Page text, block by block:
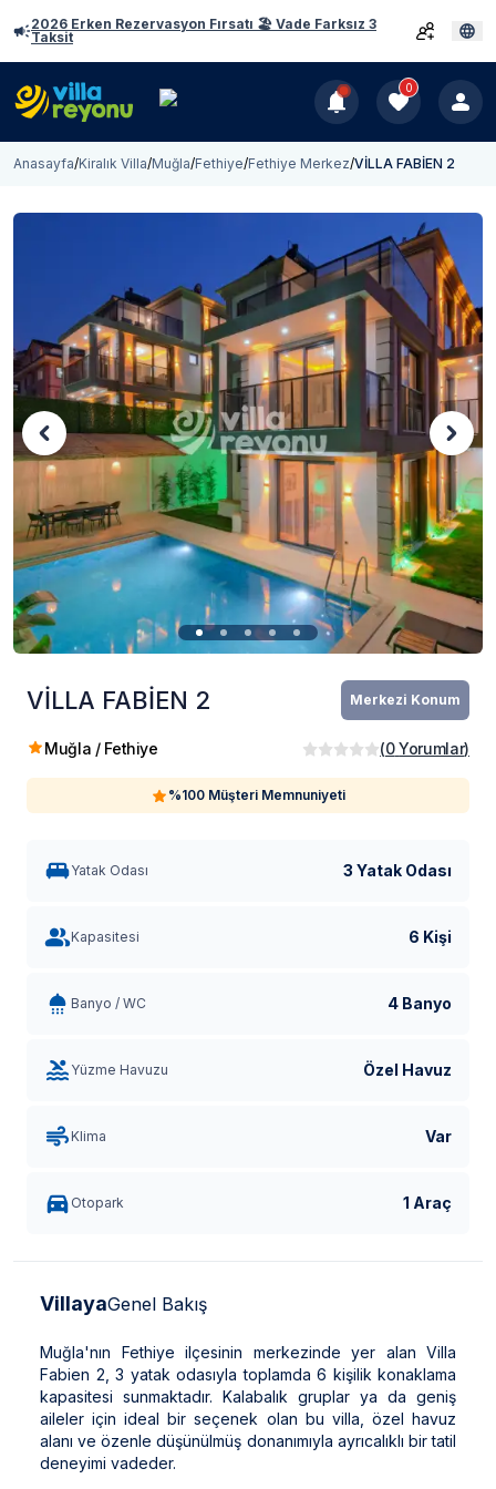
2026 Erken Rezervasyon Fırsatı 🏖️ Vade Farksız 3
Taksit
0
Anasayfa/Kiralık Villa/Muğla/Fethiye/Fethiye Merkez/VİLLA FABİEN 2
VİLLA FABİEN 2 Merkezi Konum
Muğla / Fethiye (0 Yorumlar)
%100 Müşteri Memnuniyeti
Yatak Odası 3 Yatak Odası
Kapasitesi 6 Kişi
Banyo / WC 4 Banyo
Yüzme Havuzu Özel Havuz
Klima Var
Otopark 1 Araç
VillayaGenel Bakış
Muğla'nın Fethiye ilçesinin merkezinde yer alan Villa
Fabien 2, 3 yatak odasıyla toplamda 6 kişilik konaklama
kapasitesi sunmaktadır. Kalabalık gruplar ya da geniş
aileler için ideal bir seçenek olan bu villa, özel havuz
alanı ve özenle düşünülmüş donanımıyla ayrıcalıklı bir tatil
deneyimi vadeder.